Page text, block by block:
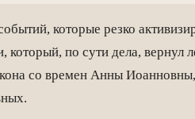
которые резко
который, по сути дела, вернул
со времен Анны